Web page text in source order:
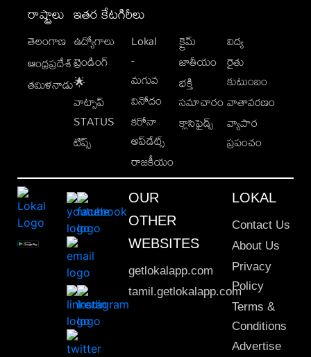
రాష్ట్రాలు
తెలంగాణ
ఆంధ్రప్రదేశ్
తమిళనాడు
ఇతర కేటగిరీలు
ఉద్యోగాలు
ట్రెండింగ్
🌟
వాట్సాప్
STATUS
టిప్స్
Lokal
-
మగువ
వినోదం
కరోనా
అప్‌డేట్స్
రాజకీయం
క్రైమ్
జాతీయం
భక్తి
సమాచారం
క్లాసిఫైడ్స్
విద్య
రైతు
కుటుంబం
వాతావరణం
వ్యాపార
ప్రపంచం
OUR
OTHER
WEBSITES
getlokalapp.com
tamil.getlokalapp.com
LOKAL
Contact Us
About Us
Privacy
Policy
Terms &
Conditions
Advertise